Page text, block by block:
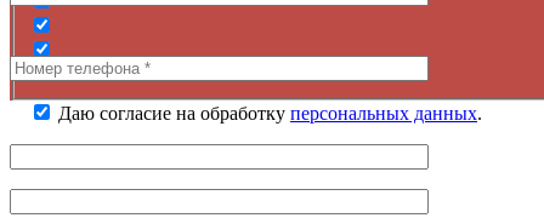
Даю согласие на обработку персональных данных.